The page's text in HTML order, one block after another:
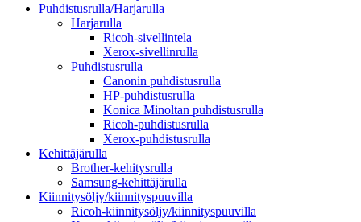
Puhdistusrulla/Harjarulla
Harjarulla
Ricoh-sivellintela
Xerox-sivellinrulla
Puhdistusrulla
Canonin puhdistusrulla
HP-puhdistusrulla
Konica Minoltan puhdistusrulla
Ricoh-puhdistusrulla
Xerox-puhdistusrulla
Kehittäjärulla
Brother-kehitysrulla
Samsung-kehittäjärulla
Kiinnitysöljy/kiinnityspuuvilla
Ricoh-kiinnitysöljy/kiinnityspuuvilla